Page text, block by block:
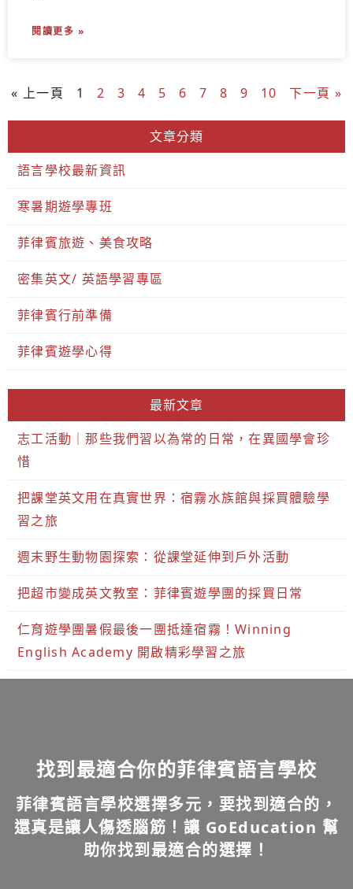
閱讀更多 »
« 上一頁 1 2 3 4 5 6 7 8 9 10 下一頁 »
文章分類
語言學校最新資訊
寒暑期遊學專班
菲律賓旅遊、美食攻略
密集英文/ 英語學習專區
菲律賓行前準備
菲律賓遊學心得
最新文章
志工活動｜那些我們習以為常的日常，在異國學會珍
惜
把課堂英文用在真實世界：宿霧水族館與採買體驗學
習之旅
週末野生動物園探索：從課堂延伸到戶外活動
把超市變成英文教室：菲律賓遊學團的採買日常
仁育遊學團暑假最後一團抵達宿霧！Winning
English Academy 開啟精彩學習之旅
找到最適合你的菲律賓語言學校
菲律賓語言學校選擇多元，要找到適合的，
還真是讓人傷透腦筋！讓 GoEducation 幫
助你找到最適合的選擇！